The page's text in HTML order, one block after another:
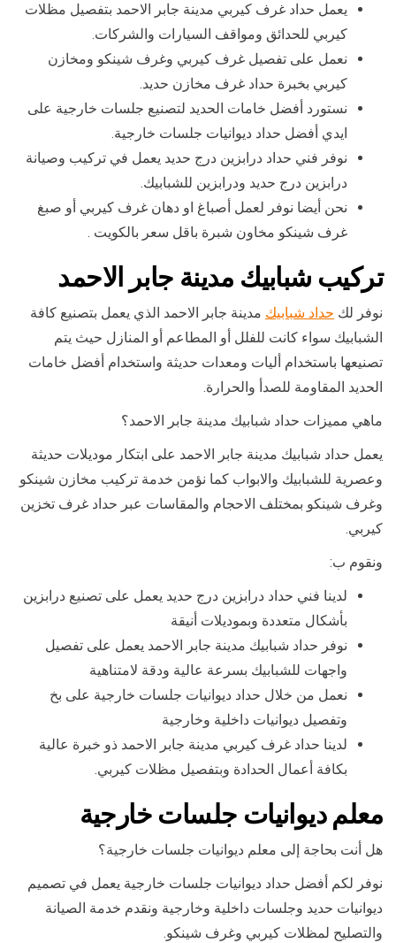
يعمل حداد غرف كيربي مدينة جابر الاحمد بتفصيل مظلات
كيربي للحدائق ومواقف السيارات والشركات.
نعمل على تفصيل غرف كيربي وغرف شينكو ومخازن
كيربي بخبرة حداد غرف مخازن حديد.
نستورد أفضل خامات الحديد لتصنيع جلسات خارجية على
ايدي أفضل حداد ديوانيات جلسات خارجية.
نوفر فني حداد درابزين درج حديد يعمل في تركيب وصيانة
درابزين درج حديد ودرابزين للشبابيك.
نحن أيضا نوفر لعمل أصباغ او دهان غرف كيربي أو صبغ
غرف شينكو مخاون شبرة باقل سعر بالكويت .
تركيب شبابيك مدينة جابر الاحمد
نوفر لك حداد شبابيك مدينة جابر الاحمد الذي يعمل بتصنيع كافة
الشبابيك سواء كانت للفلل أو المطاعم أو المنازل حيث يتم
تصنيعها باستخدام أليات ومعدات حديثة واستخدام أفضل خامات
الحديد المقاومة للصدأ والحرارة.
ماهي مميزات حداد شبابيك مدينة جابر الاحمد؟
يعمل حداد شبابيك مدينة جابر الاحمد على ابتكار موديلات حديثة
وعصرية للشبابيك والابواب كما نؤمن خدمة تركيب مخازن شينكو
وغرف شينكو بمختلف الاحجام والمقاسات عبر حداد غرف تخزين
كيربي.
ونقوم ب:
لدينا فني حداد درابزين درج حديد يعمل على تصنيع درابزين
بأشكال متعددة وبموديلات أنيقة
نوفر حداد شبابيك مدينة جابر الاحمد يعمل على تفصيل
واجهات للشبابيك بسرعة عالية ودقة لامتناهية
نعمل من خلال حداد ديوانيات جلسات خارجية على بخ
وتفصيل ديوانيات داخلية وخارجية
لدينا حداد غرف كيربي مدينة جابر الاحمد ذو خبرة عالية
بكافة أعمال الحدادة وبتفصيل مظلات كيربي.
معلم ديوانيات جلسات خارجية
هل أنت بحاجة إلى معلم ديوانيات جلسات خارجية؟
نوفر لكم أفضل حداد ديوانيات جلسات خارجية يعمل في تصميم
ديوانيات حديد وجلسات داخلية وخارجية ونقدم خدمة الصيانة
والتصليح لمظلات كيربي وغرف شينكو.